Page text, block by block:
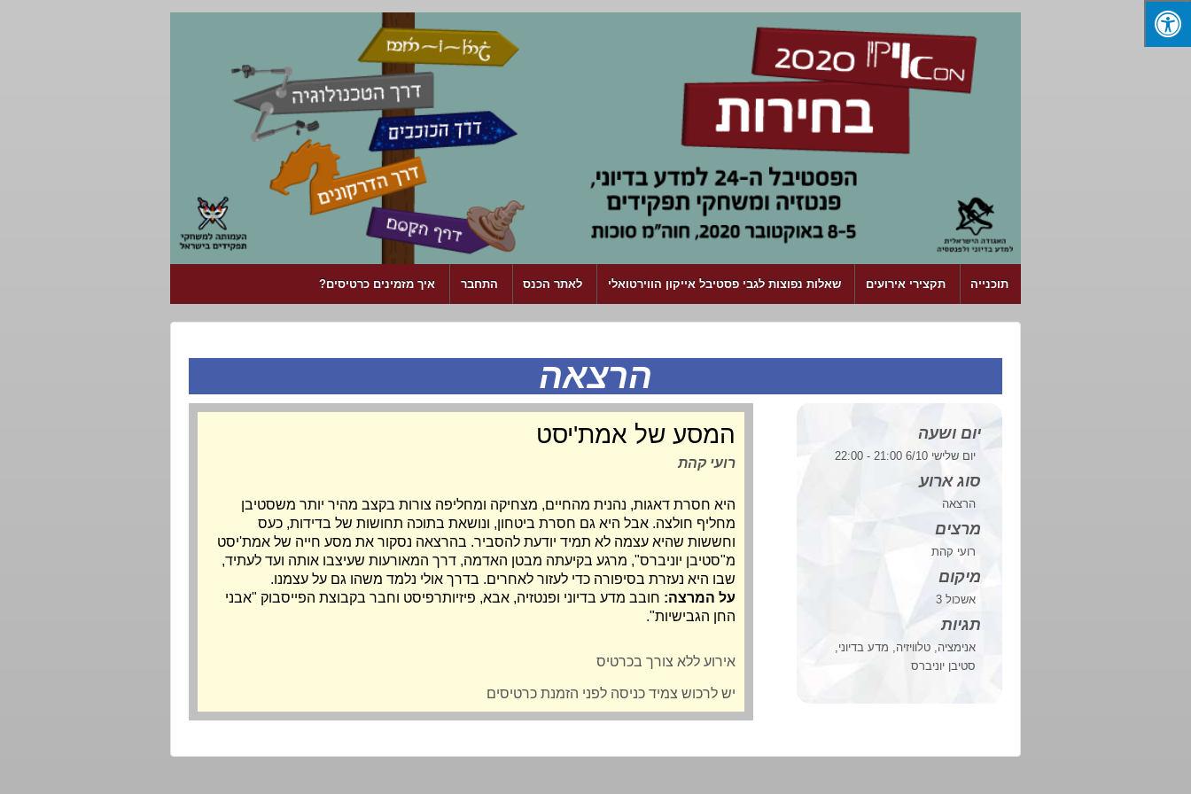
תוכנייה תקצירי אירועים שאלות נפוצות לגבי פסטיבל אייקון הווירטואלי לאתר הכנס התחבר איך מזמינים כרטיסים?
הרצאה
יום ושעה
יום שלישי 6/10 21:00 - 22:00
סוג ארוע
הרצאה
מרצים
רועי קהת
מיקום
אשכול 3
תגיות
אנימציה, טלוויזיה, מדע בדיוני,
סטיבן יוניברס
המסע של אמת'יסט
רועי קהת
היא חסרת דאגות, נהנית מהחיים, מצחיקה ומחליפה צורות בקצב מהיר יותר משסטיבן
מחליף חולצה. אבל היא גם חסרת ביטחון, ונושאת בתוכה תחושות של בדידות, כעס
וחששות שהיא עצמה לא תמיד יודעת להסביר. בהרצאה נסקור את מסע חייה של אמת'יסט
מ"סטיבן יוניברס", מרגע בקיעתה מבטן האדמה, דרך המאורעות שעיצבו אותה ועד לעתיד,
שבו היא נעזרת בסיפורה כדי לעזור לאחרים. בדרך אולי נלמד משהו גם על עצמנו.
על המרצה: חובב מדע בדיוני ופנטזיה, אבא, פיזיותרפיסט וחבר בקבוצת הפייסבוק "אבני
החן הגבישיות".
אירוע ללא צורך בכרטיס
יש לרכוש צמיד כניסה לפני הזמנת כרטיסים